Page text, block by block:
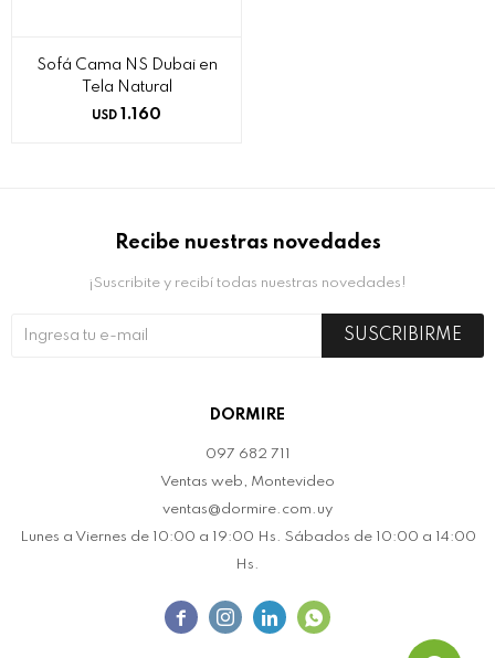
Sofá Cama NS Dubai en
Tela Natural
USD 1.160
DORMIRE
097 682 711
Ventas web, Montevideo
ventas@dormire.com.uy
Lunes a Viernes de 10:00 a 19:00 Hs. Sábados de 10:00 a 14:00
Hs.
   
Recibe nuestras novedades
¡Suscribite y recibí todas nuestras novedades!
SUSCRIBIRME